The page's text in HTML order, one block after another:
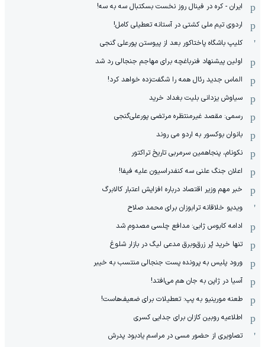
ایران - کره در فینال روز نخست بسکتبال سه به سه!
اردوی تیم ملی کشتی در آستانه تعطیلی کامل!
کلیپ باشگاه پاختاکور بعد از پیوستن پورعلی گنجی
اولین پیشنهاد فنرباغچه برای مهاجم جنجالی رد شد
الماس جدید رئال همه را شگفت‌زده خواهد کرد!
سیاوش یزدانی بلیت بغداد خرید
رسمی: مقصد غیرمنتظره مرتضی پورعلی‌گنجی
بانوان بوکسور به اردو می روند
نکونام، پنجاهمین سرمربی تاریخ تراکتور
اعلان جنگ علنی سه کنفدراسیون علیه فیفا!
خبر مهم وزیر اقتصاد درباره افزایش اعتبار کالابرگ
ویدیو خلاقانه ترابوزان برای محمد صلاح
ادامه کابوس ژابی: مدافع چلسی مصدوم شد
تنها خرید پُر زرق‌وبرق مدعی لیگ در بازار شلوغ
ورود پلیس به پرونده پست جنجالی منتسب به خیبر
آسیا در ژاپن به جان هم می‌افتد!
طعنه مورینیو به پپ: تعطیلات برای ضعیف‌هاست!
اطلاعیه روبین کازان برای جدایی کسری
تصاویری از حضور مسی در مراسم یادبود پدرش